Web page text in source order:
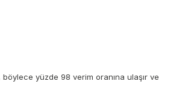
yüzde 98 verim oranına ulaşır ve